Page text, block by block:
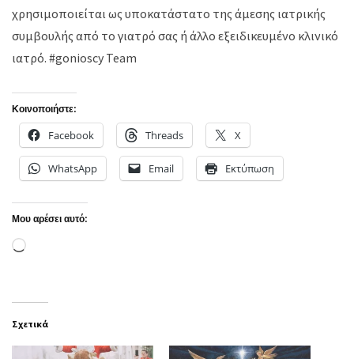
χρησιμοποιείται ως υποκατάστατο της άμεσης ιατρικής
συμβουλής από το γιατρό σας ή άλλο εξειδικευμένο κλινικό
ιατρό. #gonioscy Team
Κοινοποιήστε:
Facebook Threads X
WhatsApp Email Εκτύπωση
Μου αρέσει αυτό:
Loading…
Σχετικά